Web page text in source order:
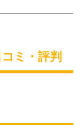
ミ・評判